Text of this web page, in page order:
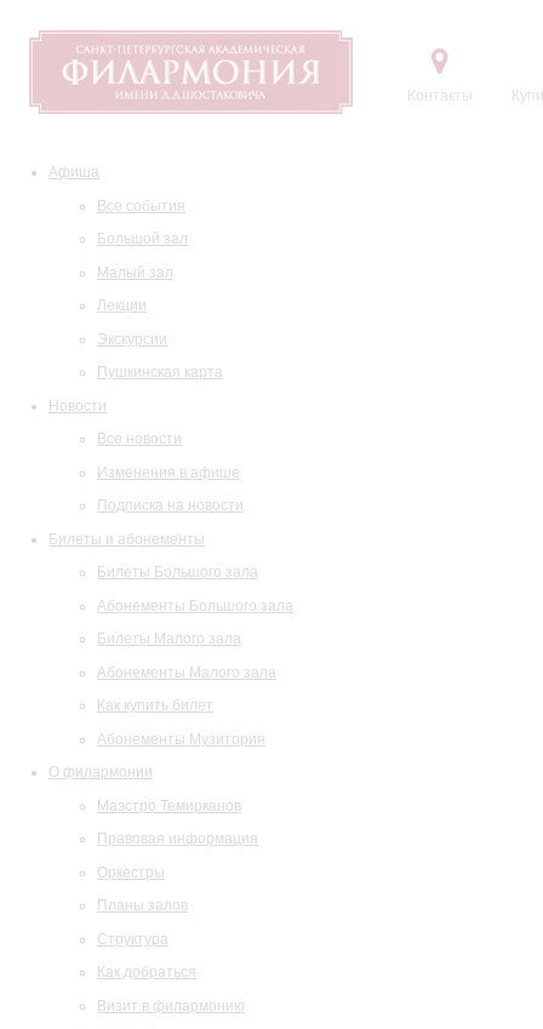
Контакты
Афиша
Все события
Большой зал
Малый зал
Лекции
Экскурсии
Пушкинская карта
Новости
Все новости
Изменения в афише
Подписка на новости
Билеты и абонементы
Билеты Большого зала
Абонементы Большого зала
Билеты Малого зала
Абонементы Малого зала
Как купить билет
Абонементы Музитория
О филармонии
Маэстро Темирканов
Правовая информация
Оркестры
Планы залов
Структура
Как добраться
Визит в филармонию